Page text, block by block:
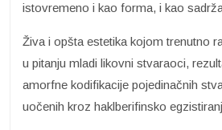
istovremeno i kao forma, i kao
Živa i opšta estetika kojom trenutno
u pitanju mladi likovni stvaraoci,
amorfne kodifikacije pojedinačnih
uočenih kroz haklberifinsko